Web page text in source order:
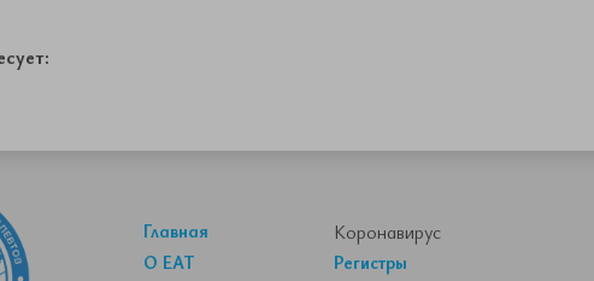
Главная
О ЕАТ
Коронавирус
Регистры